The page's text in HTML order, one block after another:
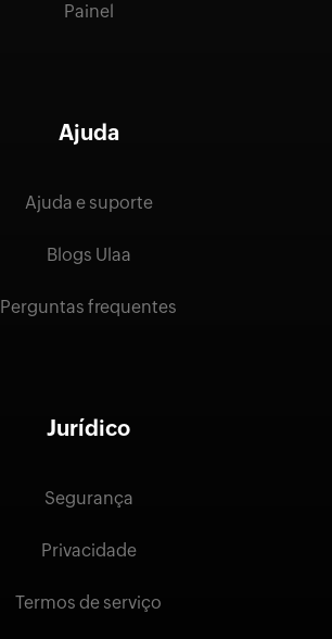
Painel
Ajuda
Ajuda e suporte
Blogs Ulaa
Perguntas frequentes
Jurídico
Segurança
Privacidade
Termos de serviço